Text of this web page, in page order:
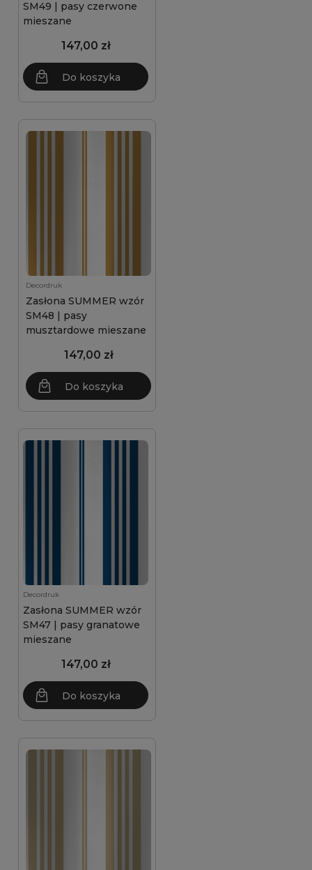
SM49 | pasy czerwone
mieszane
147,00 zł
Do koszyka
Decordruk
Zasłona SUMMER wzór
SM48 | pasy
musztardowe mieszane
147,00 zł
Do koszyka
Decordruk
Zasłona SUMMER wzór
SM47 | pasy granatowe
mieszane
147,00 zł
Do koszyka